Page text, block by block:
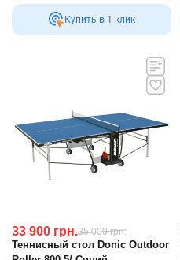
Купить в 1 клик
33 900 грн.35 000 грн.
Теннисный стол Donic Outdoor